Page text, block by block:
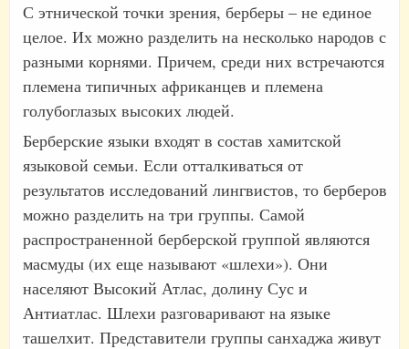
С этнической точки зрения, берберы – не единое
целое. Их можно разделить на несколько народов с
разными корнями. Причем, среди них встречаются
племена типичных африканцев и племена
голубоглазых высоких людей.
Берберские языки входят в состав хамитской
языковой семьи. Если отталкиваться от
результатов исследований лингвистов, то берберов
можно разделить на три группы. Самой
распространенной берберской группой являются
масмуды (их еще называют «шлехи»). Они
населяют Высокий Атлас, долину Сус и
Антиатлас. Шлехи разговаривают на языке
ташелхит. Представители группы санхаджа живут